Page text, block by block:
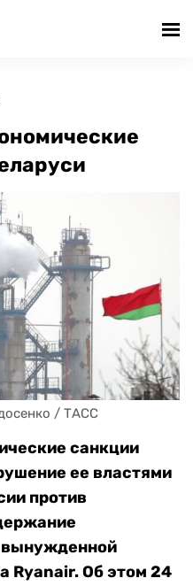
/ ТАСС
санкции
ее властями
против
вынужденной
Ryanair. Об этом 24